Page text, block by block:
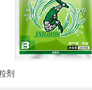
剂